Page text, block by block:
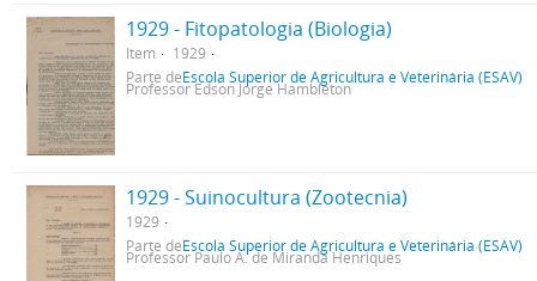
1929 - Fitopatologia (Biologia)
Item
1929
Parte deEscola Superior de Agricultura e Veterinária (ESAV)
Professor Edson Jorge Hambleton
1929 - Suinocultura (Zootecnia)
1929
Parte deEscola Superior de Agricultura e Veterinária (ESAV)
Professor Paulo A. de Miranda Henriques